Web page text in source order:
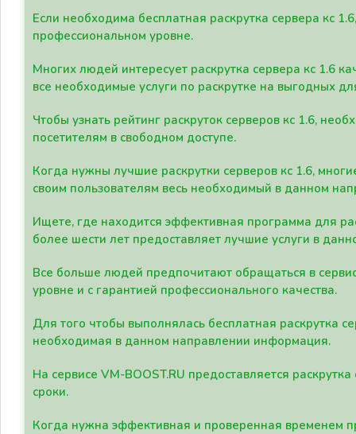
Если необходима бесплатная раскрутка сервера кс
профессиональном уровне.
Многих людей интересует раскрутка сервера кс 1.6
все необходимые услуги по раскрутке на выгодных
Чтобы узнать рейтинг раскруток серверов кс 1.6,
посетителям в свободном доступе.
Когда нужны лучшие раскрутки серверов кс 1.6,
своим пользователям весь необходимый в данном
Ищете, где находится эффективная программа для
более шести лет предоставляет лучшие услуги в
Все больше людей предпочитают обращаться в
уровне и с гарантией профессионального качества.
Для того чтобы выполнялась бесплатная раскрутка
необходимая в данном направлении информация.
На сервисе VM-BOOST.RU предоставляется
сроки.
Когда нужна эффективная и проверенная временем